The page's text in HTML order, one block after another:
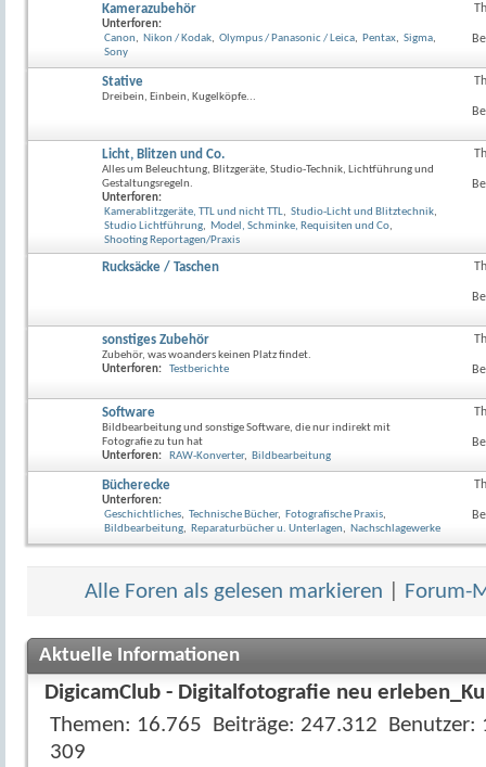
Kamerazubehör
Unterforen:
Canon, Nikon / Kodak, Olympus / Panasonic / Leica, Pentax, Sigma,
Sony
dieses
Stative
Dreibein, Einbein, Kugelköpfe...
dieses
Licht, Blitzen und Co.
Alles um Beleuchtung, Blitzgeräte, Studio-Technik, Lichtführung und
Gestaltungsregeln.
Unterforen:
Kamerablitzgeräte, TTL und nicht TTL, Studio-Licht und Blitztechnik,
Studio Lichtführung, Model, Schminke, Requisiten und Co,
Shooting Reportagen/Praxis
dieses
Rucksäcke / Taschen
dieses
sonstiges Zubehör
Zubehör, was woanders keinen Platz findet.
Unterforen:
Testberichte
dieses
Software
Bildbearbeitung und sonstige Software, die nur indirekt mit
Fotografie zu tun hat
Unterforen:
RAW-Konverter, Bildbearbeitung
Bücherecke
Unterforen:
Geschichtliches, Technische Bücher, Fotografische Praxis,
Bildbearbeitung, Reparaturbücher u. Unterlagen, Nachschlagewerke
dieses
Alle Foren als gelesen markieren Forum-
Aktuelle Informationen
DigicamClub - Digitalfotografie neu
Themen
16.765 Beiträge 247.312 Benutzer
309